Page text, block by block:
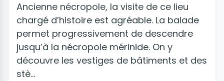
Ancienne nécropole, la visite de ce lieu
chargé d’histoire est agréable. La balade
permet progressivement de descendre
jusqu’à la nécropole mérinide. On y
découvre les vestiges de bâtiments et des
stè…